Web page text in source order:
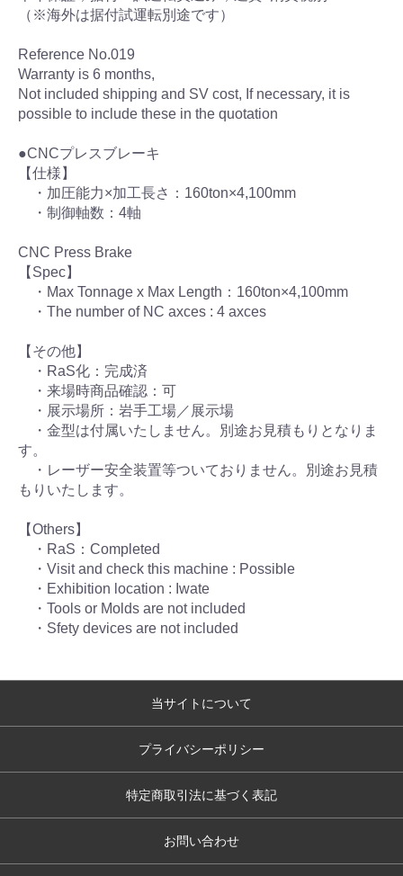
（※海外は据付試運転別途です）
Reference No.019
Warranty is 6 months,
Not included shipping and SV cost, If necessary, it is
possible to include these in the quotation
●CNCプレスブレーキ
【仕様】
・加圧能力×加工長さ：160ton×4,100mm
・制御軸数：4軸
CNC Press Brake
【Spec】
・Max Tonnage x Max Length：160ton×4,100mm
・The number of NC axces : 4 axces
【その他】
・RaS化：完成済
・来場時商品確認：可
・展示場所：岩手工場／展示場
・金型は付属いたしません。別途お見積もりとなりま
す。
・レーザー安全装置等ついておりません。別途お見積
もりいたします。
【Others】
・RaS：Completed
・Visit and check this machine : Possible
・Exhibition location : Iwate
・Tools or Molds are not included
・Sfety devices are not included
当サイトについて
プライバシーポリシー
特定商取引法に基づく表記
お問い合わせ